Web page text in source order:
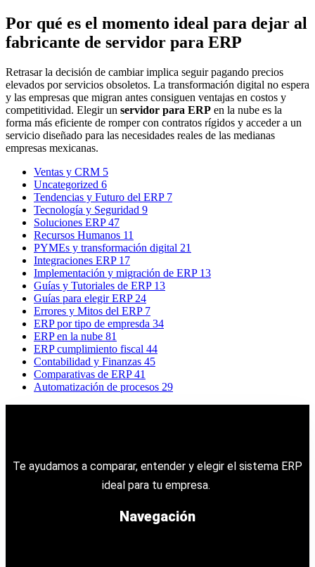
Por qué es el momento ideal para dejar al
fabricante de servidor para ERP
Retrasar la decisión de cambiar implica seguir pagando precios
elevados por servicios obsoletos. La transformación digital no espera
y las empresas que migran antes consiguen ventajas en costos y
competitividad. Elegir un servidor para ERP en la nube es la
forma más eficiente de romper con contratos rígidos y acceder a un
servicio diseñado para las necesidades reales de las medianas
empresas mexicanas.
Ventas y CRM 5
Uncategorized 6
Tendencias y Futuro del ERP 7
Tecnología y Seguridad 9
Soluciones ERP47
Recursos Humanos 11
PYMEs y transformación digital 21
Integraciones ERP 17
Implementación y migración de ERP 13
Guías y Tutoriales de ERP 13
Guías para elegir ERP 24
Errores y Mitos del ERP 7
ERP por tipo de empresda 34
ERP en la nube 81
ERP cumplimiento fiscal 44
Contabilidad y Finanzas 45
Comparativas de ERP41
Automatización de procesos 29
Te ayudamos a comparar, entender y elegir el sistema ERP
ideal para tu empresa.
Navegación